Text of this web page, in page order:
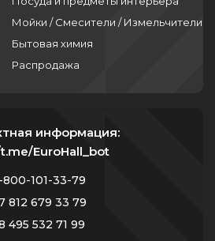
Мойки / Смесители / Измельчители
Бытовая химия
Распродажа
информация:
EuroHall_bot
800-101-33-79
812 679 33 79
495 532 71 99